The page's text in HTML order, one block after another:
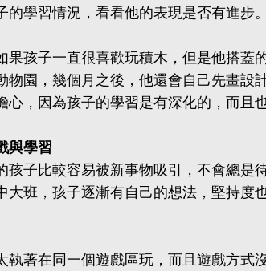
學習情況，看看他的表現是否有進步。
果孩子一直很喜歡玩積木，但是他搭蓋
物園，幾個月之後，他還會自己先畫設
心，因為孩子的學習是有深化的，而且
與學習
孩子比較容易被新事物吸引，不會總是
大班，孩子逐漸有自己的想法，堅持度
執著在同一個遊戲區玩，而且遊戲方式